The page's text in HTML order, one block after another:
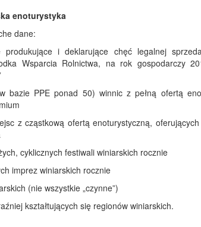
enoturystyka
dane:
i deklarujące chęć legalnej
Wsparcia Rolnictwa, na rok gospodarczy
bazie PPE ponad 50) winnic z pełną ofertą
z cząstkową ofertą enoturystyczną,
cyklicznych festiwali winiarskich rocznie
imprez winiarskich rocznie
(nie wszystkie „czynne”)
kształtujących się regionów winiarskich.